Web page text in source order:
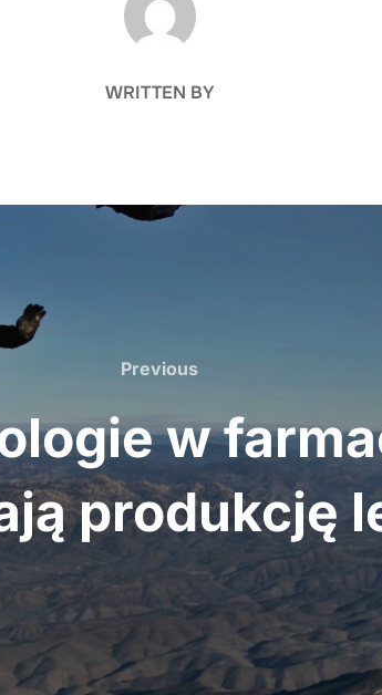
WRITTEN BY
Previous
Previous
w
produkcję